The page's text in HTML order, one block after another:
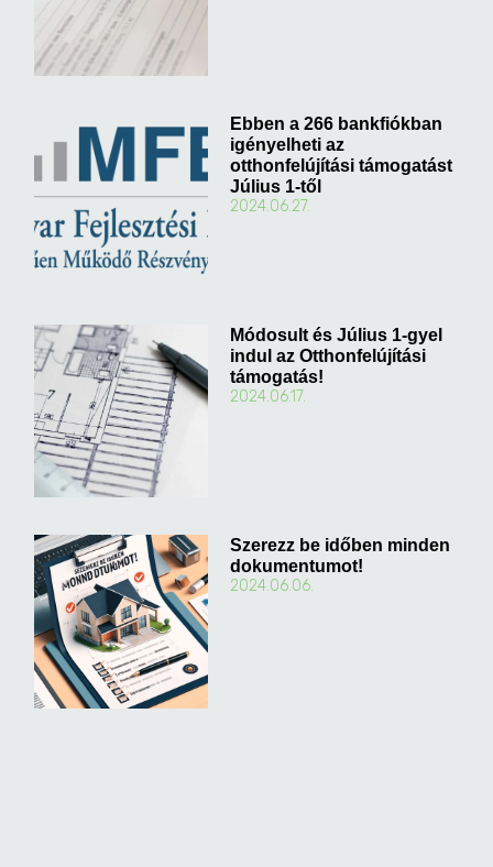
Ebben a 266 bankfiókban
igényelheti az
otthonfelújítási támogatást
Július 1-től
2024.06.27.
Módosult és Július 1-gyel
indul az Otthonfelújítási
támogatás!
2024.06.17.
Szerezz be időben minden
dokumentumot!
2024.06.06.